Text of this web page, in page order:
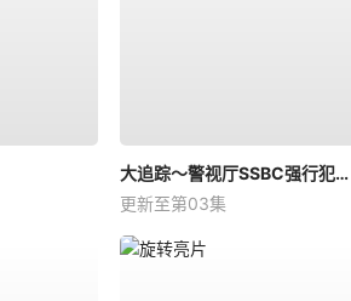
大追踪〜警视厅SSBC强行犯系〜第二季
更新至第03集